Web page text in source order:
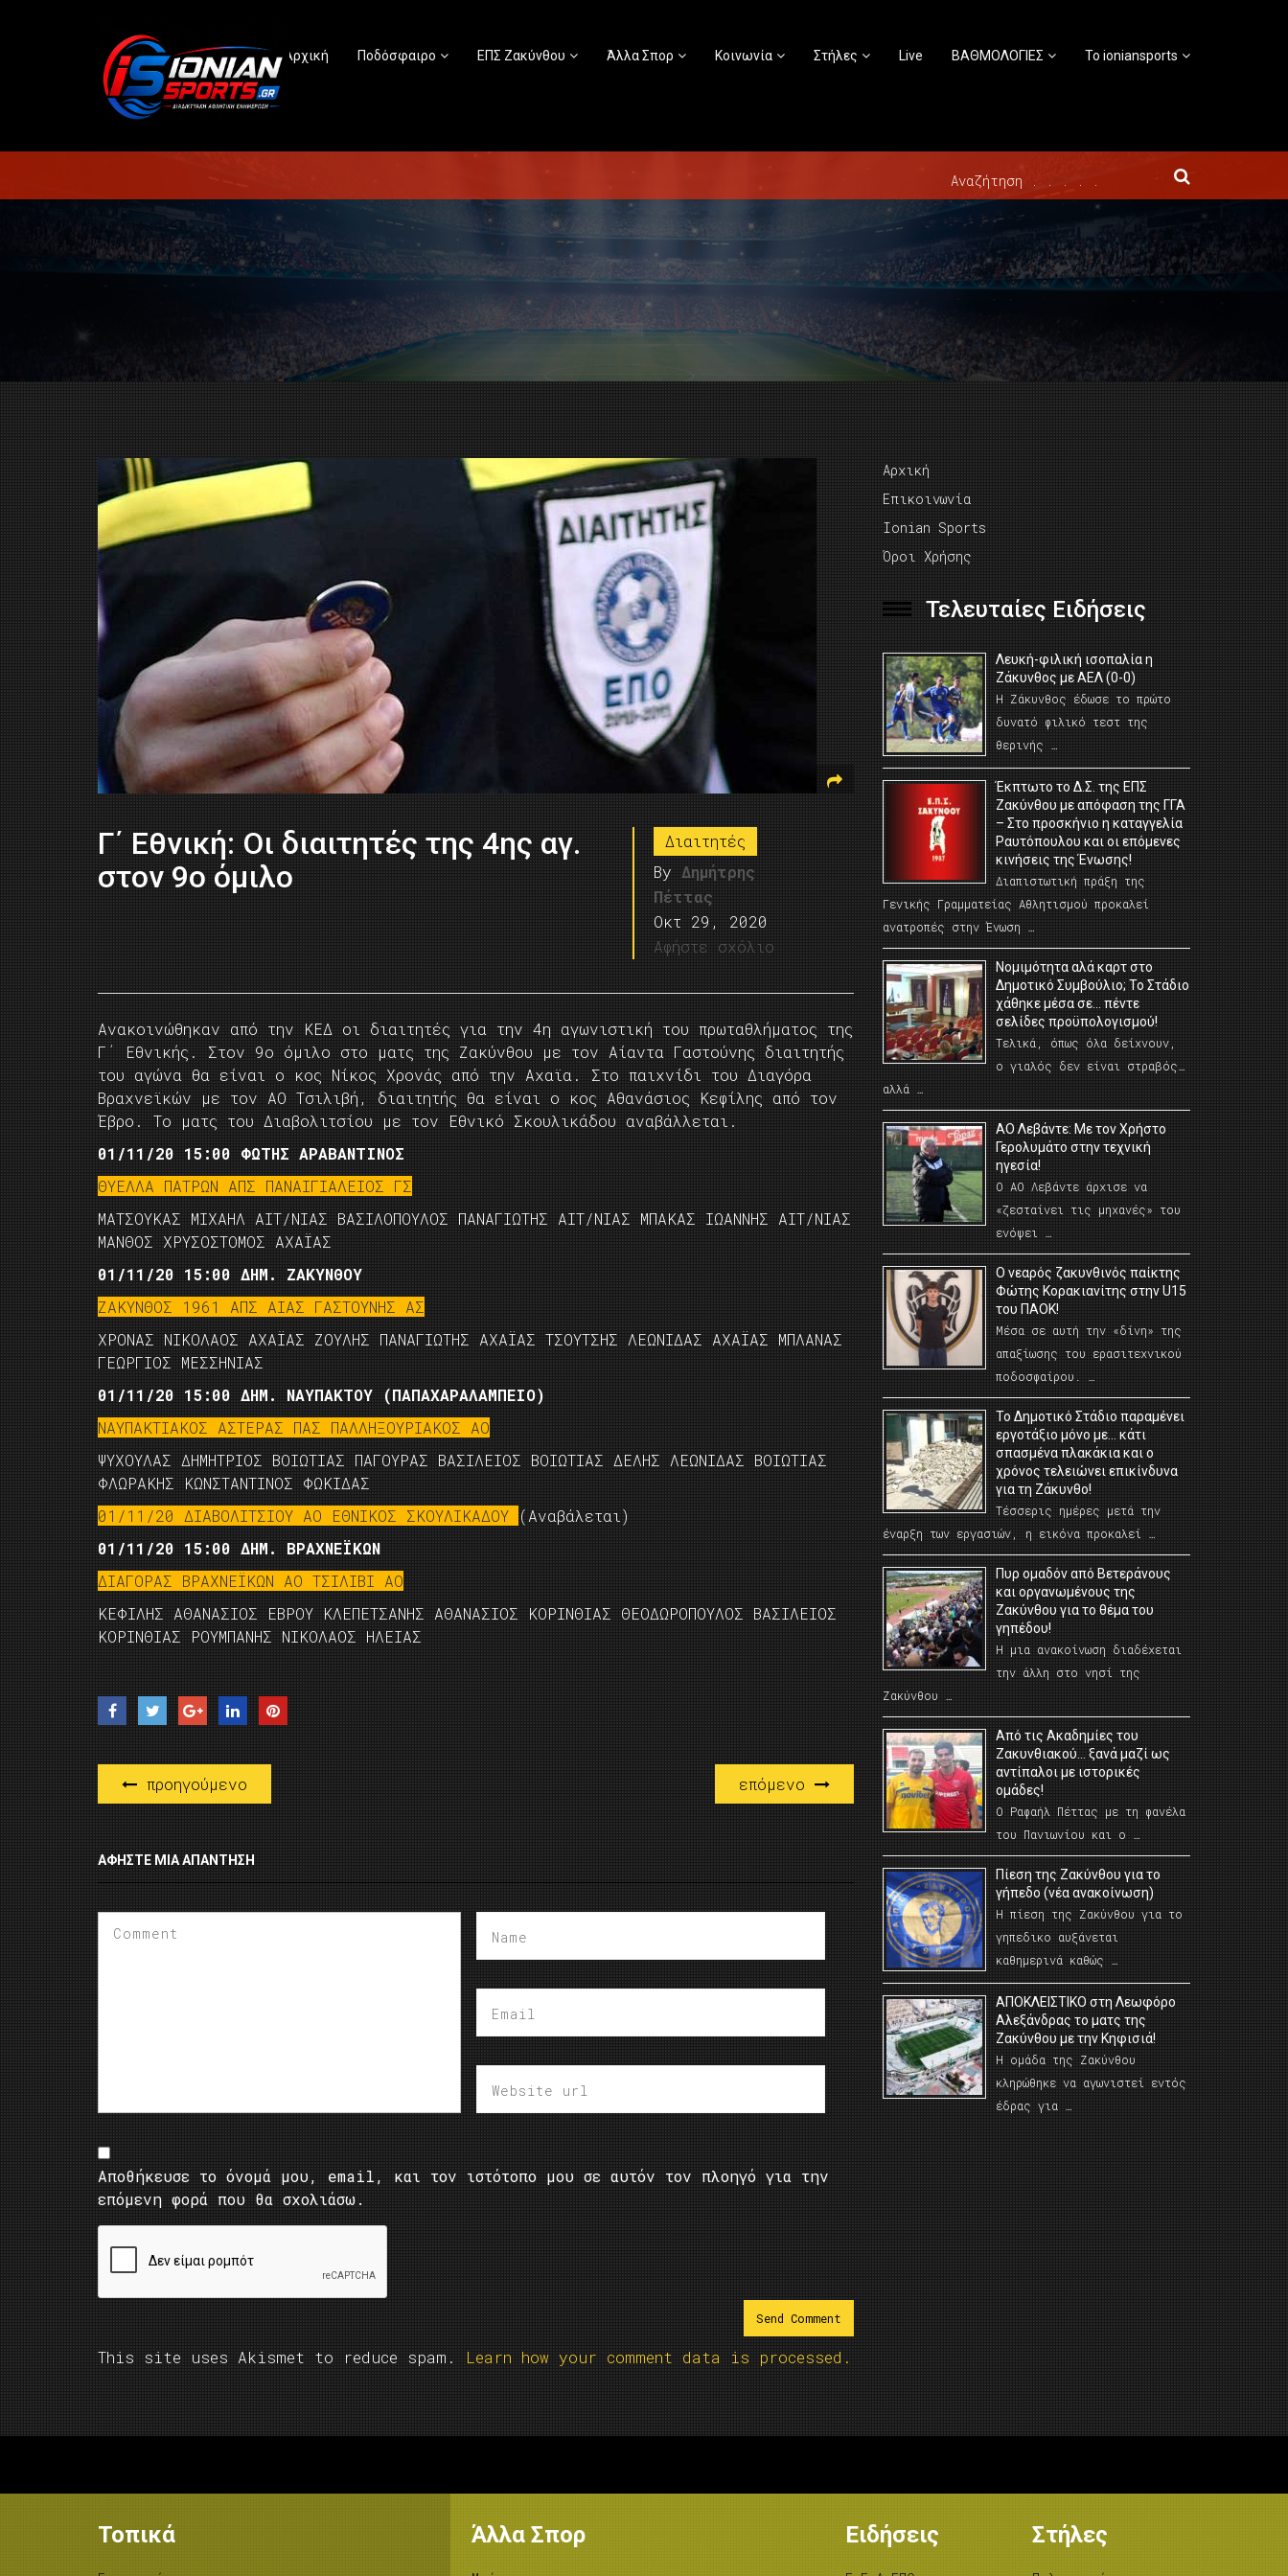
Αρχική Ποδόσφαιρο ΕΠΣ Ζακύνθου Άλλα Σπορ Κοινωνία Στήλες Live ΒΑΘΜΟΛΟΓΙΕΣ Το ioniansports
Γ΄ Εθνική: Οι διαιτητές της 4ης αγ.
στον 9ο όμιλο
Διαιτητές
By Δημήτρης
Πέττας
Οκτ 29, 2020
Αφήστε σχόλιο
Ανακοινώθηκαν από την ΚΕΔ οι διαιτητές για την 4η αγωνιστική του πρωταθλήματος της
Γ΄ Εθνικής. Στον 9ο όμιλο στο ματς της Ζακύνθου με τον Αίαντα Γαστούνης διαιτητής
του αγώνα θα είναι ο κος Νίκος Χρονάς από την Αχαϊα. Στο παιχνίδι του Διαγόρα
Βραχνεϊκών με τον ΑΟ Τσιλιβή, διαιτητής θα είναι ο κος Αθανάσιος Κεφίλης από τον
Έβρο. Το ματς του Διαβολιτσίου με τον Εθνικό Σκουλικάδου αναβάλλεται.
01/11/20 15:00 ΦΩΤΗΣ ΑΡΑΒΑΝΤΙΝΟΣ
ΘΥΕΛΛΑ ΠΑΤΡΩΝ ΑΠΣ ΠΑΝΑΙΓΙΑΛΕΙΟΣ ΓΣ
ΜΑΤΣΟΥΚΑΣ ΜΙΧΑΗΛ ΑΙΤ/ΝΙΑΣ ΒΑΣΙΛΟΠΟΥΛΟΣ ΠΑΝΑΓΙΩΤΗΣ ΑΙΤ/ΝΙΑΣ ΜΠΑΚΑΣ ΙΩΑΝΝΗΣ ΑΙΤ/ΝΙΑΣ
ΜΑΝΘΟΣ ΧΡΥΣΟΣΤΟΜΟΣ ΑΧΑΪΑΣ
01/11/20 15:00 ΔΗΜ. ΖΑΚΥΝΘΟΥ
ΖΑΚΥΝΘΟΣ 1961 ΑΠΣ ΑΙΑΣ ΓΑΣΤΟΥΝΗΣ ΑΣ
ΧΡΟΝΑΣ ΝΙΚΟΛΑΟΣ ΑΧΑΪΑΣ ΖΟΥΛΗΣ ΠΑΝΑΓΙΩΤΗΣ ΑΧΑΪΑΣ ΤΣΟΥΤΣΗΣ ΛΕΩΝΙΔΑΣ ΑΧΑΪΑΣ ΜΠΛΑΝΑΣ
ΓΕΩΡΓΙΟΣ ΜΕΣΣΗΝΙΑΣ
01/11/20 15:00 ΔΗΜ. ΝΑΥΠΑΚΤΟΥ (ΠΑΠΑΧΑΡΑΛΑΜΠΕΙΟ)
ΝΑΥΠΑΚΤΙΑΚΟΣ ΑΣΤΕΡΑΣ ΠΑΣ ΠΑΛΛΗΞΟΥΡΙΑΚΟΣ ΑΟ
ΨΥΧΟΥΛΑΣ ΔΗΜΗΤΡΙΟΣ ΒΟΙΩΤΙΑΣ ΠΑΓΟΥΡΑΣ ΒΑΣΙΛΕΙΟΣ ΒΟΙΩΤΙΑΣ ΔΕΛΗΣ ΛΕΩΝΙΔΑΣ ΒΟΙΩΤΙΑΣ
ΦΛΩΡΑΚΗΣ ΚΩΝΣΤΑΝΤΙΝΟΣ ΦΩΚΙΔΑΣ
01/11/20 ΔΙΑΒΟΛΙΤΣΙΟΥ ΑΟ ΕΘΝΙΚΟΣ ΣΚΟΥΛΙΚΑΔΟΥ
(Aναβάλεται)
01/11/20 15:00 ΔΗΜ. ΒΡΑΧΝΕΪΚΩΝ
ΔΙΑΓΟΡΑΣ ΒΡΑΧΝΕΪΚΩΝ ΑΟ ΤΣΙΛΙΒΙ ΑΟ
ΚΕΦΙΛΗΣ ΑΘΑΝΑΣΙΟΣ ΕΒΡΟΥ ΚΛΕΠΕΤΣΑΝΗΣ ΑΘΑΝΑΣΙΟΣ ΚΟΡΙΝΘΙΑΣ ΘΕΟΔΩΡΟΠΟΥΛΟΣ ΒΑΣΙΛΕΙΟΣ
ΚΟΡΙΝΘΙΑΣ ΡΟΥΜΠΑΝΗΣ ΝΙΚΟΛΑΟΣ ΗΛΕΙΑΣ
προηγούμενο επόμενο
ΑΦΉΣΤΕ ΜΙΑ ΑΠΆΝΤΗΣΗ
Αποθήκευσε το όνομά μου, email, και τον ιστότοπο μου σε αυτόν τον πλοηγό για την
επόμενη φορά που θα σχολιάσω.
This site uses Akismet to reduce spam. Learn how your comment data is processed.
Αρχική
Επικοινωνία
Ionian Sports
Όροι Χρήσης
Τελευταίες Ειδήσεις
Λευκή-φιλική ισοπαλία η
Ζάκυνθος με ΑΕΛ (0-0)
Η Ζάκυνθος έδωσε το πρώτο
δυνατό φιλικό τεστ της
θερινής …
Έκπτωτο το Δ.Σ. της ΕΠΣ
Ζακύνθου με απόφαση της ΓΓΑ
– Στο προσκήνιο η καταγγελία
Ραυτόπουλου και οι επόμενες
κινήσεις της Ένωσης!
Διαπιστωτική πράξη της
Γενικής Γραμματείας Αθλητισμού προκαλεί
ανατροπές στην Ένωση …
Νομιμότητα αλά καρτ στο
Δημοτικό Συμβούλιο; Το Στάδιο
χάθηκε μέσα σε… πέντε
σελίδες προϋπολογισμού!
Τελικά, όπως όλα δείχνουν,
ο γιαλός δεν είναι στραβός…
αλλά …
ΑΟ Λεβάντε: Με τον Χρήστο
Γερολυμάτο στην τεχνική
ηγεσία!
Ο ΑΟ Λεβάντε άρχισε να
«ζεσταίνει τις μηχανές» του
ενόψει …
O νεαρός ζακυνθινός παίκτης
Φώτης Κορακιανίτης στην U15
του ΠΑΟΚ!
Μέσα σε αυτή την «δίνη» της
απαξίωσης του ερασιτεχνικού
ποδοσφαίρου. …
Το Δημοτικό Στάδιο παραμένει
εργοτάξιο μόνο με… κάτι
σπασμένα πλακάκια και ο
χρόνος τελειώνει επικίνδυνα
για τη Ζάκυνθο!
Τέσσερις ημέρες μετά την
έναρξη των εργασιών, η εικόνα προκαλεί …
Πυρ ομαδόν από Βετεράνους
και οργανωμένους της
Ζακύνθου για το θέμα του
γηπέδου!
Η μια ανακοίνωση διαδέχεται
την άλλη στο νησί της
Ζακύνθου …
Από τις Ακαδημίες του
Ζακυνθιακού… ξανά μαζί ως
αντίπαλοι με ιστορικές
ομάδες!
Ο Ραφαήλ Πέττας με τη φανέλα
του Πανιωνίου και ο …
Πίεση της Ζακύνθου για το
γήπεδο (νέα ανακοίνωση)
Η πίεση της Ζακύνθου για το
γηπεδικο αυξάνεται
καθημερινά καθώς …
AΠΟΚΛΕΙΣΤΙΚΟ στη Λεωφόρο
Αλεξάνδρας το ματς της
Ζακύνθου με την Κηφισιά!
Η ομάδα της Ζακύνθου
κληρώθηκε να αγωνιστεί εντός
έδρας για …
Τοπικά Άλλα Σπορ Ειδήσεις Στήλες